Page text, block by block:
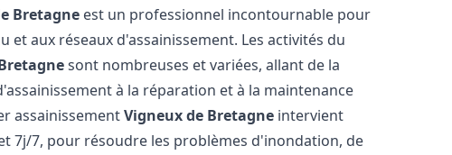
Bretagne est un professionnel incontournable pour
et aux réseaux d'assainissement. Les activités du
sont nombreuses et variées, allant de la
à la réparation et à la maintenance
assainissementVigneux de Bretagne intervient
7j/7, pour résoudre les problèmes d'inondation, de